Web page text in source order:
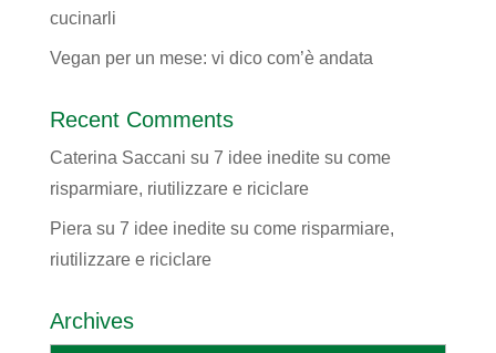
cucinarli
Vegan per un mese: vi dico com’è andata
Recent Comments
Caterina Saccani su 7 idee inedite su come
risparmiare, riutilizzare e riciclare
Piera su 7 idee inedite su come risparmiare,
riutilizzare e riciclare
Archives